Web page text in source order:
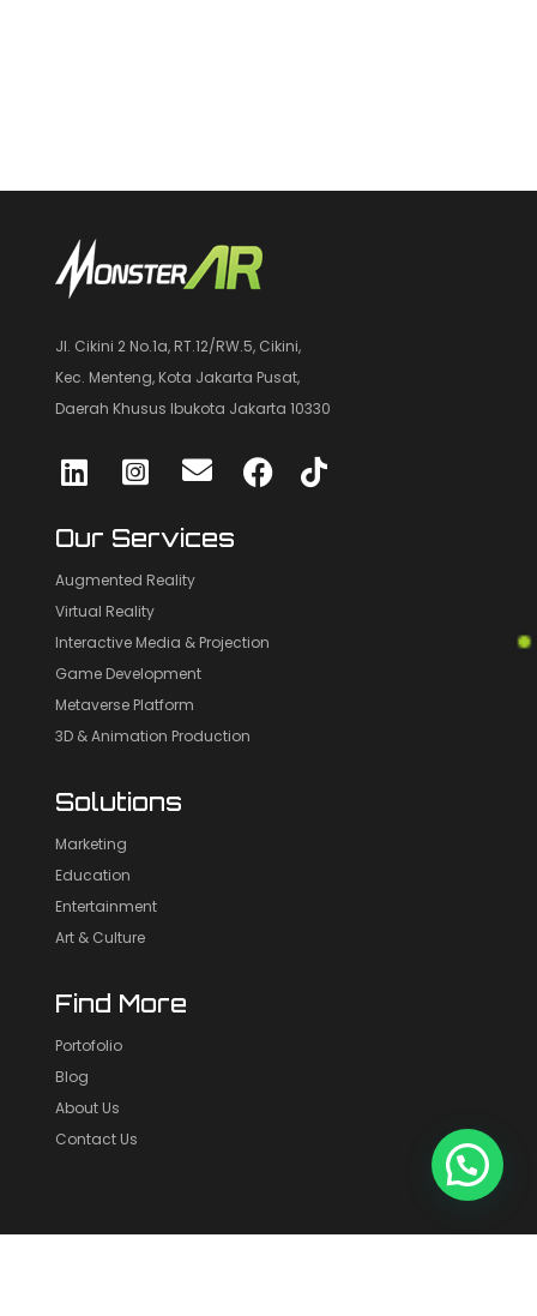
Jl. Cikini 2 No.1a, RT.12/RW.5, Cikini,
Kec. Menteng, Kota Jakarta Pusat,
Daerah Khusus Ibukota Jakarta 10330
Our Services
Augmented Reality
Virtual Reality
Interactive Media & Projection
Game Development
Metaverse Platform
3D & Animation Production
Solutions
Marketing
Education
Entertainment
Art & Culture
Find More
Portofolio
Blog
About Us
Contact Us